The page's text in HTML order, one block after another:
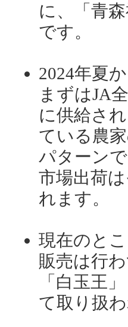
に、「青
です。
2024年夏
まずはJA
に供給さ
ている農
パターン
市場出荷
れます。
現在のと
販売は行
「白玉王
て取り扱